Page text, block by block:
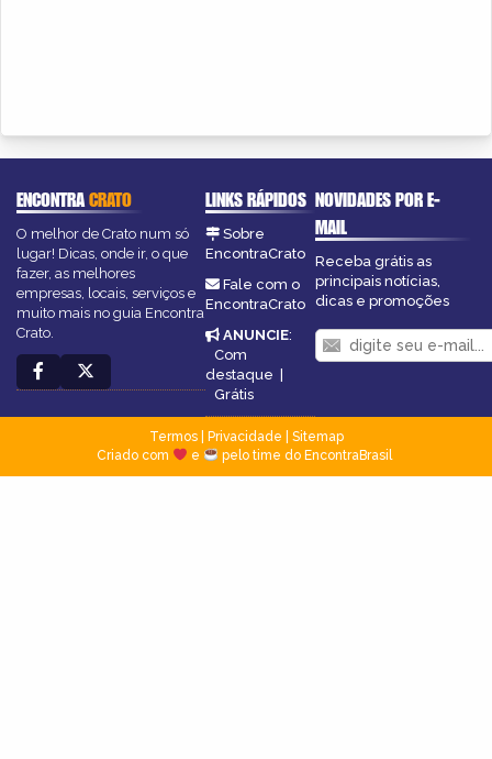
ENCONTRACRATO
O melhor de Crato num só
lugar! Dicas, onde ir, o que
fazer, as melhores
empresas, locais, serviços e
muito mais no guia Encontra
Crato.
LINKS RÁPIDOS
Sobre
EncontraCrato
Fale com o
EncontraCrato
ANUNCIE:
Com
destaque
Grátis
NOVIDADES POR E-
MAIL
Receba grátis as
principais notícias,
dicas e promoções
Termos| Privacidade
Sitemap
Criado com
e pelo time do EncontraBrasil